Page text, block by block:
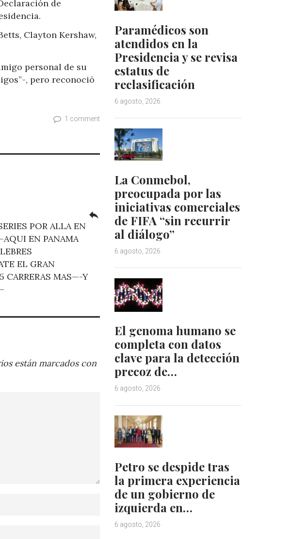
de
Clayton Kershaw,
personal de su
, pero reconoció
1 comment
POR ALLA EN
EN PANAMA
EL GRAN
CARRERAS MAS—-Y
reply
están marcados con
Paramédicos son
atendidos en la
Presidencia y se revisa
estatus de
reclasificación
6 agosto, 2026
La Conmebol,
preocupada por las
iniciativas comerciales
de FIFA “sin recurrir
al diálogo”
6 agosto, 2026
El genoma humano se
completa con datos
clave para la detección
precoz de…
6 agosto, 2026
Petro se despide tras
la primera experiencia
de un gobierno de
izquierda en…
6 agosto, 2026